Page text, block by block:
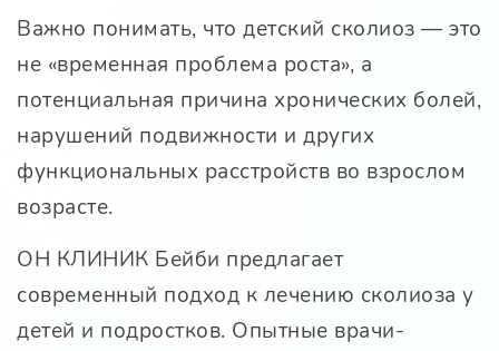
Важно понимать, что детский сколиоз — это
не «временная проблема роста», а
потенциальная причина хронических болей,
нарушений подвижности и других
функциональных расстройств во взрослом
возрасте.
ОН КЛИНИК Бейби предлагает
современный подход к лечению сколиоза у
детей и подростков. Опытные врачи-